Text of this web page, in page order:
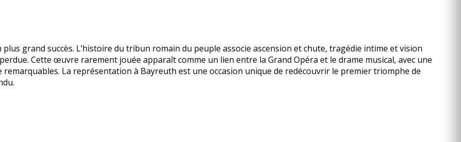
grand succès. L’histoire du tribun romain du peuple associe ascension et chute, tragédie intime et vision
Cette œuvre rarement jouée apparaît comme un lien entre la Grand Opéra et le drame musical, avec une
La représentation à Bayreuth est une occasion unique de redécouvrir le premier triomphe de